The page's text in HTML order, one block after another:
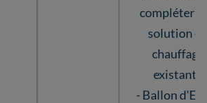
compléter
solution de
chauffage
existante
- Ballon